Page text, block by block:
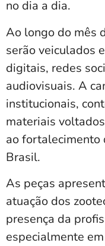
no dia a dia.
Ao longo do mês
serão veiculados
digitais, redes
audiovisuais. A
institucionais,
materiais
ao fortalecimento
Brasil.
As peças
atuação dos
presença da
especialmente